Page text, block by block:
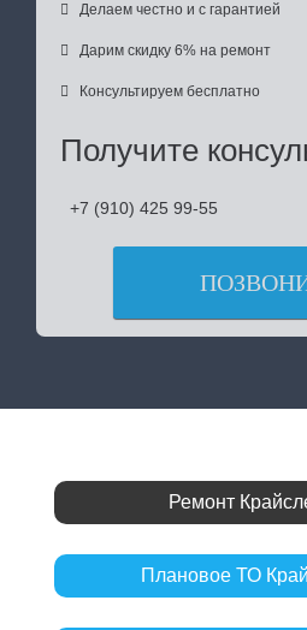
 Делаем честно и с гарантией
 Дарим скидку 6% на ремонт
 Консультируем бесплатно
Получите
+7 (910) 425 99-55
Ремонт
Плановое ТО